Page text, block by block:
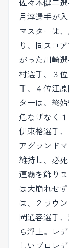
佐々木健二
月淳選手が入
マスターは
り、同スコ
がった川崎
村選手、３
手、４位江
ターは、終
危なげなく
伊東格選手
アグランド
維持し、必
連覇を飾り
は大崩れせ
は、２ラウ
岡通容選手
ら浮上。レ